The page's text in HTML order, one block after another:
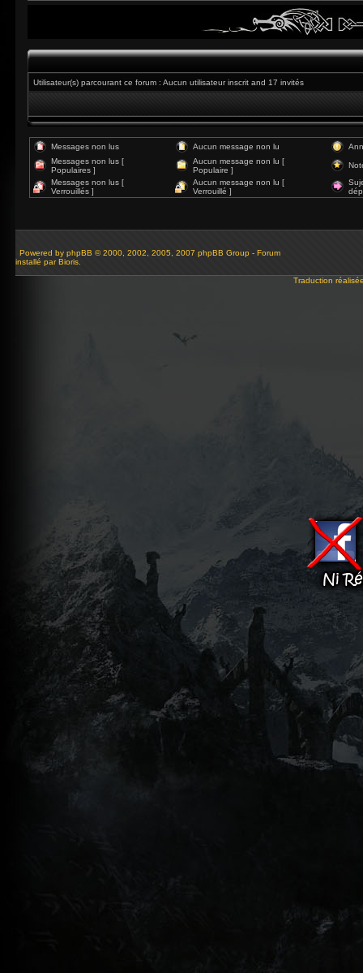
Utilisateur(s) parcourant ce forum : Aucun utilisateur inscrit and 17 invités
Messages non lus Aucun message non lu
Messages non lus [
Populaires ]
Aucun message non lu [
Populaire ]
Messages non lus [
Verrouillés ]
Aucun message non lu [
Verrouillé ]
Powered by phpBB © 2000, 2002, 2005, 2007 phpBB Group - Forum
installé par Bioris.
Traduction